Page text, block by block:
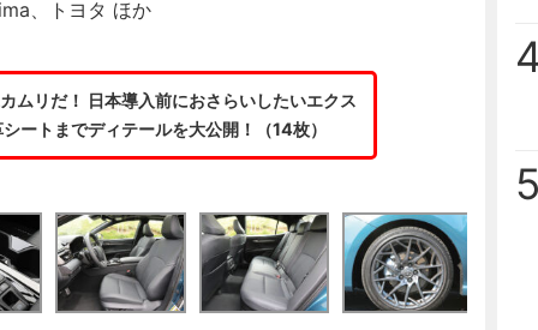
、トヨタ ほか
ムリだ！ 日本導入前におさらいしたいエクス
ートまでディテールを大公開！（14枚）